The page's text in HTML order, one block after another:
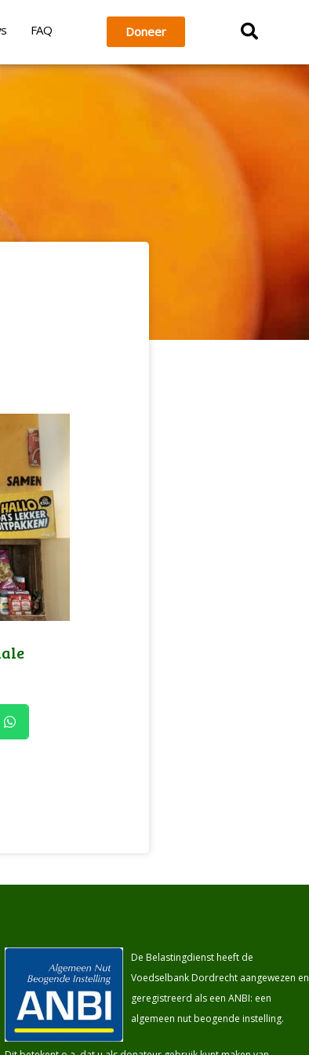
FAQ Doneer
De Belastingdienst heeft de
Voedselbank Dordrecht aangewezen en
geregistreerd als een ANBI: een
algemeen nut beogende instelling.